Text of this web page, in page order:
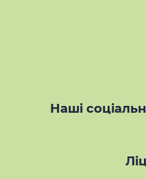
Наші